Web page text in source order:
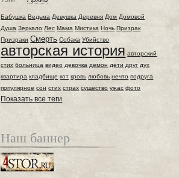
Бабушка Ведьма Девушка Деревня Дом Домовой
Душа Зеркало Лес Мама Мистика Ночь Призрак
Призраки Смерть Собака Убийство
авторская история авторский
стих больница видео девочка демон дети друг дух
квартира кладбище кот кровь любовь нечто подруга
популярное сон стих страх существо ужас фото
Показать все теги
Наш баннер